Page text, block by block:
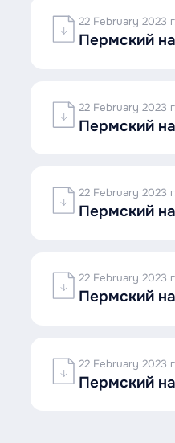
22 February 2023
Пермский
22 February 2023
Пермский
22 February 2023
Пермский
22 February 2023
Пермский
22 February 2023
Пермский